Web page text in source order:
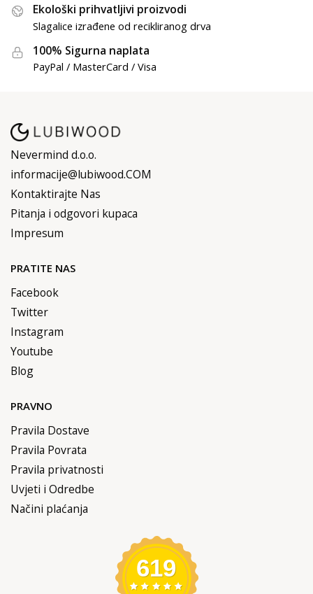
Ekološki prihvatljivi proizvodi
Slagalice izrađene od recikliranog drva
100% Sigurna naplata
PayPal / MasterCard / Visa
Nevermind d.o.o.
informacije@lubiwood.COM
Kontaktirajte Nas
Pitanja i odgovori kupaca
Impresum
PRATITE NAS
Facebook
Twitter
Instagram
Youtube
Blog
PRAVNO
Pravila Dostave
Pravila Povrata
Pravila privatnosti
Uvjeti i Odredbe
Načini plaćanja
619